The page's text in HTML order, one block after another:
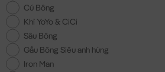
Cú Bông
Khỉ YoYo & CiCi
Sâu Bông
Gấu Bông Siêu anh hùng
Iron Man